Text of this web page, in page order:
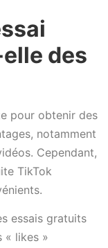
des
pour obtenir des
notamment
Cependant,
TikTok
essais gratuits
« likes »